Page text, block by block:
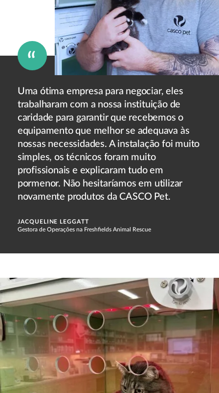
Uma ótima empresa para negociar, eles
trabalharam com a nossa instituição de
caridade para garantir que recebemos o
equipamento que melhor se adequava às
nossas necessidades. A instalação foi muito
simples, os técnicos foram muito
profissionais e explicaram tudo em
pormenor. Não hesitaríamos em utilizar
novamente produtos da CASCO Pet.
JACQUELINE LEGGATT
Gestora de Operações na Freshfields Animal Rescue